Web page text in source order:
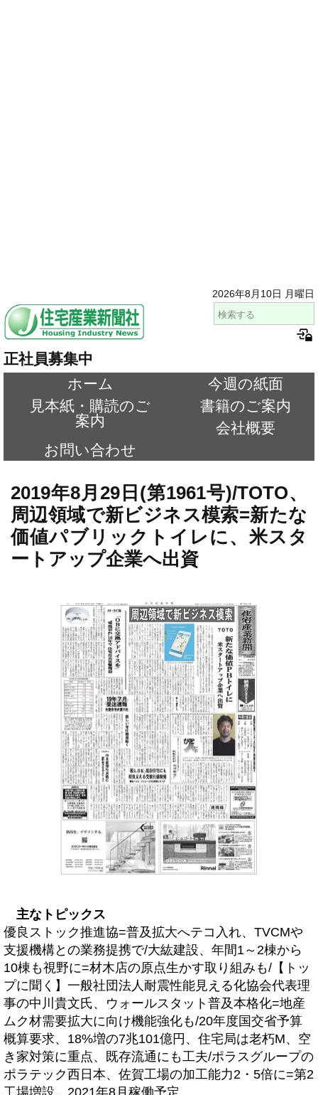
2026年8月10日 月曜日
正社員募集中
ホーム
今週の紙面
見本紙・購読のご
案内
書籍のご案内
会社概要
お問い合わせ
2019年8月29日(第1961号)/TOTO、
周辺領域で新ビジネス模索=新たな
価値パブリックトイレに、米スタ
ートアップ企業へ出資
主なトピックス
優良ストック推進協=普及拡大へテコ入れ、TVCMや
支援機構との業務提携で/大紘建設、年間1～2棟から
10棟も視野に=材木店の原点生かす取り組みも/【トッ
プに聞く】一般社団法人耐震性能見える化協会代表理
事の中川貴文氏、ウォールスタット普及本格化=地産
ムク材需要拡大に向け機能強化も/20年度国交省予算
概算要求、18%増の7兆101億円、住宅局は老朽M、空
き家対策に重点、既存流通にも工夫/ポラスグループの
ポラテック西日本、佐賀工場の加工能力2・5倍に=第2